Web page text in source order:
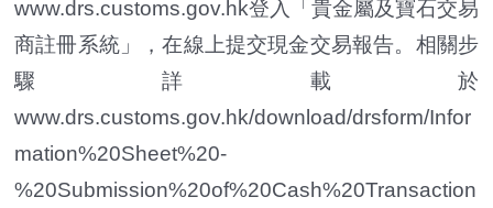
www.drs.customs.gov.hk登入「貴金屬及寶石交易
商註冊系統」，在線上提交現金交易報告。相關步
驟詳載於
www.drs.customs.gov.hk/download/drsform/Infor
mation%20Sheet%20-
%20Submission%20of%20Cash%20Transaction